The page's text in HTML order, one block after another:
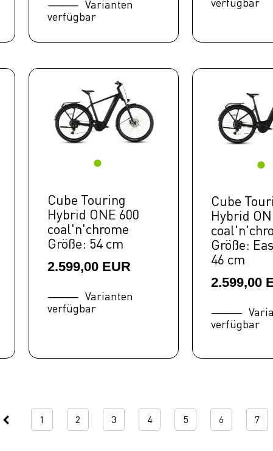
Varianten
verfügbar
verfügbar
Cube Touring
Hybrid ONE 600
coal'n'chrome
Größe: 54 cm
2.599,00 EUR
Varianten
verfügbar
Cube
Hybrid
Größe:
46 cm
2.599,00
verfügbar
1 2 3 4 5 6 7